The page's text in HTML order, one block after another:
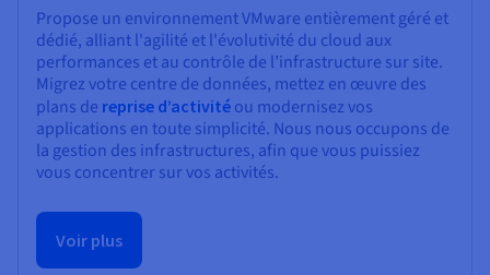
Propose un environnement VMware entièrement géré et
dédié, alliant l'agilité et l'évolutivité du cloud aux
performances et au contrôle de l’infrastructure sur site.
Migrez votre centre de données, mettez en œuvre des
plans de reprise d’activité ou modernisez vos
applications en toute simplicité. Nous nous occupons de
la gestion des infrastructures, afin que vous puissiez
vous concentrer sur vos activités.
Voir plus